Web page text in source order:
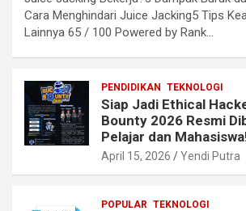
Cara Menghindari Juice Jacking5 Tips
Lainnya 65 / 100 Powered by Rank…
PENDIDIKAN TEKNOLOGI
Siap Jadi Ethical
Bounty 2026 Resmi
Pelajar dan
April 15, 2026 Yendi Putra
POPULAR TEKNOLOGI